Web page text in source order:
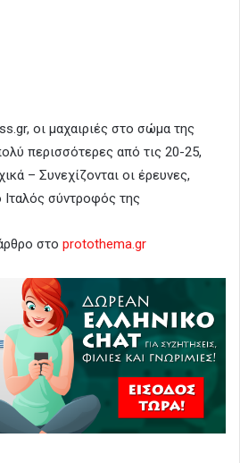
οι μαχαιριές στο σώμα της
περισσότερες από τις 20-25,
– Συνεχίζονται οι έρευνες,
σύντροφός της
στο protothema.gr